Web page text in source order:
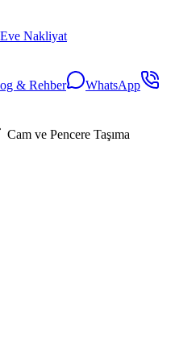
Nakliyat
& Rehber
WhatsApp
Cam ve Pencere Taşıma